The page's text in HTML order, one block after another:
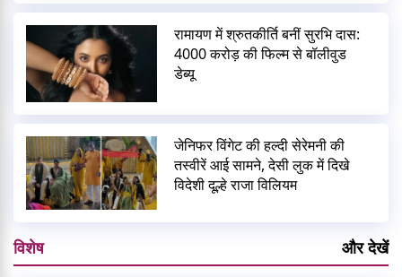
रामायण में श्रुतकीर्ति बनीं सुरभि दास:
4000 करोड़ की फिल्म से बॉलीवुड
डेब्यू
जेनिफर विंगेट की हल्दी सेरेमनी की
तस्वीरें आई सामने, देसी लुक में दिखे
विदेशी दूल्हे राजा विलियम
विशेष और देखें